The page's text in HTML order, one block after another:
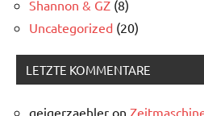
Shannon & GZ (8)
Uncategorized (20)
LETZTE KOMMENTARE
geigerzaehler on